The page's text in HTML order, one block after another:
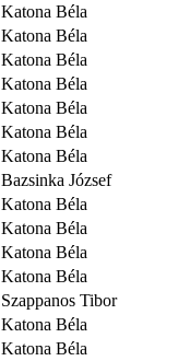
Katona Béla
Katona Béla
Katona Béla
Katona Béla
Katona Béla
Katona Béla
Katona Béla
Bazsinka József
Katona Béla
Katona Béla
Katona Béla
Katona Béla
Szappanos Tibor
Katona Béla
Katona Béla